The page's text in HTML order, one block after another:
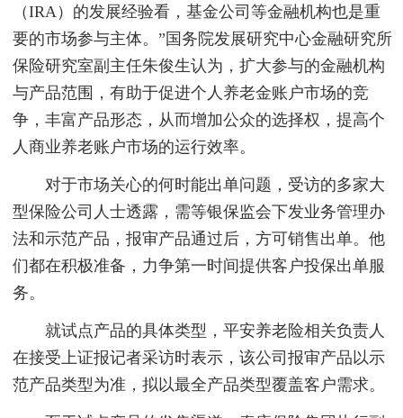
（IRA）的发展经验看，基金公司等金融机构也是重
要的市场参与主体。”国务院发展研究中心金融研究所
保险研究室副主任朱俊生认为，扩大参与的金融机构
与产品范围，有助于促进个人养老金账户市场的竞
争，丰富产品形态，从而增加公众的选择权，提高个
人商业养老账户市场的运行效率。
对于市场关心的何时能出单问题，受访的多家大
型保险公司人士透露，需等银保监会下发业务管理办
法和示范产品，报审产品通过后，方可销售出单。他
们都在积极准备，力争第一时间提供客户投保出单服
务。
就试点产品的具体类型，平安养老险相关负责人
在接受上证报记者采访时表示，该公司报审产品以示
范产品类型为准，拟以最全产品类型覆盖客户需求。